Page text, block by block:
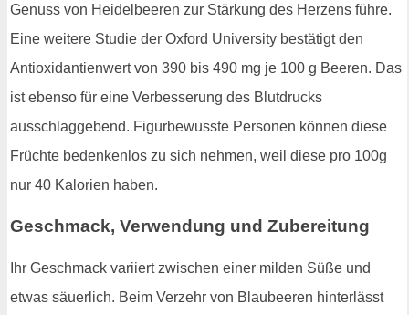
Genuss von Heidelbeeren zur Stärkung des Herzens führe.
Eine weitere Studie der Oxford University bestätigt den
Antioxidantienwert von 390 bis 490 mg je 100 g Beeren. Das
ist ebenso für eine Verbesserung des Blutdrucks
ausschlaggebend. Figurbewusste Personen können diese
Früchte bedenkenlos zu sich nehmen, weil diese pro 100g
nur 40 Kalorien haben.
Geschmack, Verwendung und Zubereitung
Ihr Geschmack variiert zwischen einer milden Süße und
etwas säuerlich. Beim Verzehr von Blaubeeren hinterlässt